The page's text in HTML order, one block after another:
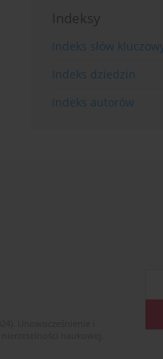
Indeksy
Indeks słów
Indeks dziedzin
Indeks autorów